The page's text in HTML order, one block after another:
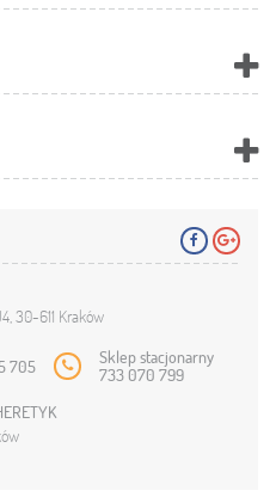
30-611 Kraków
705 Sklep stacjonarny
733 070 799